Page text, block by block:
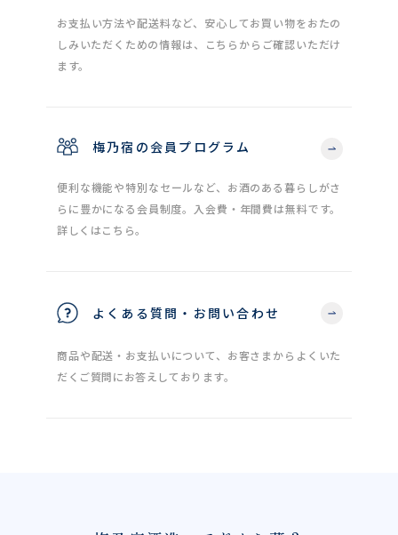
お支払い方法や配送料など、安心してお買い物をおたの
しみいただくための情報は、こちらからご確認いただけ
ます。
梅乃宿の会員プログラム
便利な機能や特別なセールなど、お酒のある暮らしがさ
らに豊かになる会員制度。入会費・年間費は無料です。
詳しくはこちら。
よくある質問・お問い合わせ
商品や配送・お支払いについて、お客さまからよくいた
だくご質問にお答えしております。